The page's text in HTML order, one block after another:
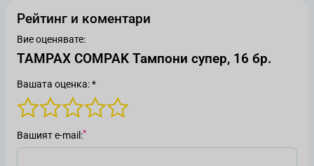
Рейтинг и коментари
Вие оценявате:
TAMPAX COMPAK Тампони супер, 16 бр.
Вашата оценка: *
Вашият е-mail